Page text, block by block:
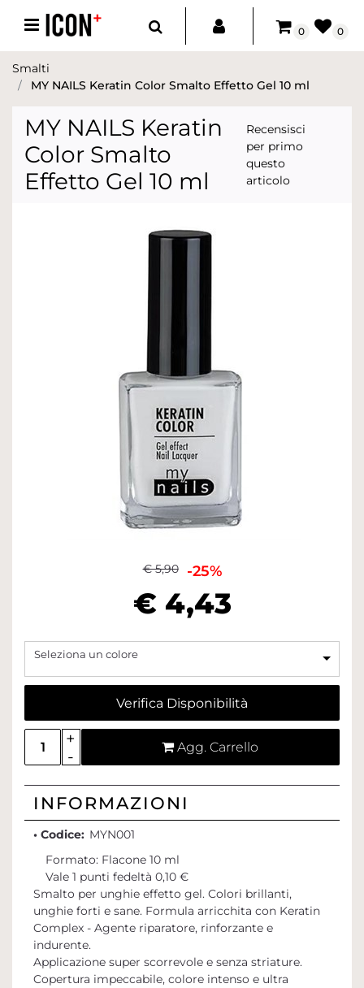
Open menu
0 0
Smalti
MY NAILS Keratin Color Smalto Effetto Gel 10 ml
MY NAILS Keratin
Color Smalto
Effetto Gel 10 ml
Recensisci
per primo
questo
articolo
€ 5,90 -25%
€ 4,43
Seleziona un colore
Verifica Disponibilità
Quantità
Agg. Carrello
INFORMAZIONI
• Codice: MYN001
Formato: Flacone 10 ml
Vale 1 punti fedeltà 0,10 €
Smalto per unghie effetto gel. Colori brillanti,
unghie forti e sane. Formula arricchita con Keratin
Complex - Agente riparatore, rinforzante e
indurente.
Applicazione super scorrevole e senza striature.
Copertura impeccabile, colore intenso e ultra